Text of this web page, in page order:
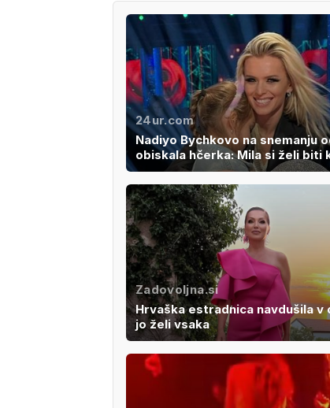
24ur.com
Nadiyo Bychkovo na snemanju
obiskala hčerka: Mila si želi biti
Zadovoljna.si
Hrvaška estradnica navdušila v
jo želi vsaka